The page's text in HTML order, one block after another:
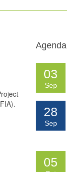
Agenda
03
Sep
28
Sep
05